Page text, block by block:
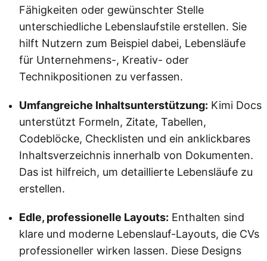
Fähigkeiten oder gewünschter Stelle
unterschiedliche Lebenslaufstile erstellen. Sie
hilft Nutzern zum Beispiel dabei, Lebensläufe
für Unternehmens-, Kreativ- oder
Technikpositionen zu verfassen.
Umfangreiche Inhaltsunterstützung: Kimi Docs
unterstützt Formeln, Zitate, Tabellen,
Codeblöcke, Checklisten und ein anklickbares
Inhaltsverzeichnis innerhalb von Dokumenten.
Das ist hilfreich, um detaillierte Lebensläufe zu
erstellen.
Edle, professionelle Layouts: Enthalten sind
klare und moderne Lebenslauf-Layouts, die CVs
professioneller wirken lassen. Diese Designs